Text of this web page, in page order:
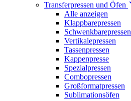
Transferpressen und Öfen
Alle anzeigen
Klappbarepressen
Schwenkbarepressen
Vertikalepressen
Tassenpressen
Kappenpresse
Spezialpressen
Combopressen
Großformatpressen
Sublimationsöfen